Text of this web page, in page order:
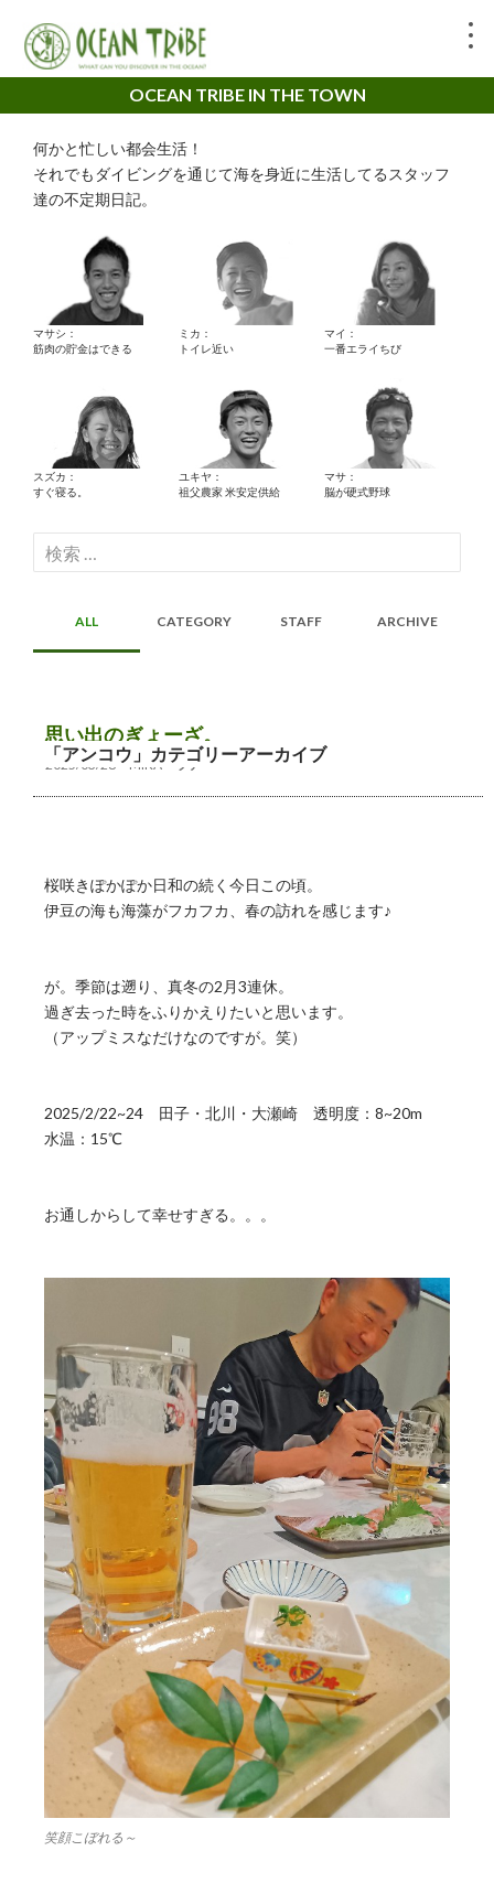
OCEAN TRIBE IN THE TOWN
何かと忙しい都会生活！
それでもダイビングを通じて海を身近に生活してるスタッフ
達の不定期日記。
マサシ：
筋肉の貯金はできる
ミカ：
トイレ近い
マイ：
一番エライちび
スズカ：
すぐ寝る。
ユキヤ：
祖父農家 米安定供給
マサ：
脳が硬式野球
検
索:
ALL CATEGORY STAFF ARCHIVE
「アンコウ」カテゴリーアーカイブ
思い出のぎょーざ。
2025/03/28 MIKA ツアー
桜咲きぽかぽか日和の続く今日この頃。
伊豆の海も海藻がフカフカ、春の訪れを感じます♪
が。季節は遡り、真冬の2月3連休。
過ぎ去った時をふりかえりたいと思います。
（アップミスなだけなのですが。笑）
2025/2/22~24 田子・北川・大瀬崎 透明度：8~20m
水温：15℃
お通しからして幸せすぎる。。。
笑顔こぼれる～